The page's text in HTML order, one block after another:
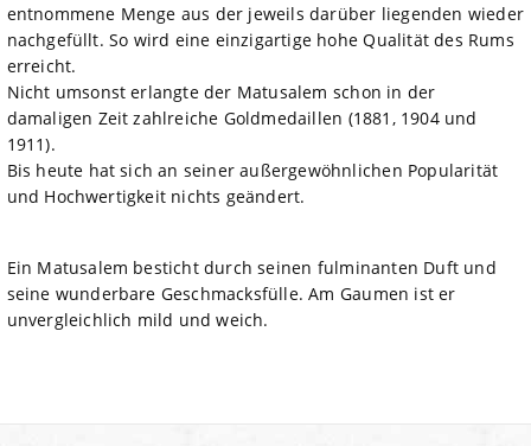
entnommene Menge aus der jeweils darüber liegenden wieder
nachgefüllt. So wird eine einzigartige hohe Qualität des Rums
erreicht.
Nicht umsonst erlangte der Matusalem schon in der
damaligen Zeit zahlreiche Goldmedaillen (1881, 1904 und
1911).
Bis heute hat sich an seiner außergewöhnlichen Popularität
und Hochwertigkeit nichts geändert.
Ein Matusalem besticht durch seinen fulminanten Duft und
seine wunderbare Geschmacksfülle. Am Gaumen ist er
unvergleichlich mild und weich.